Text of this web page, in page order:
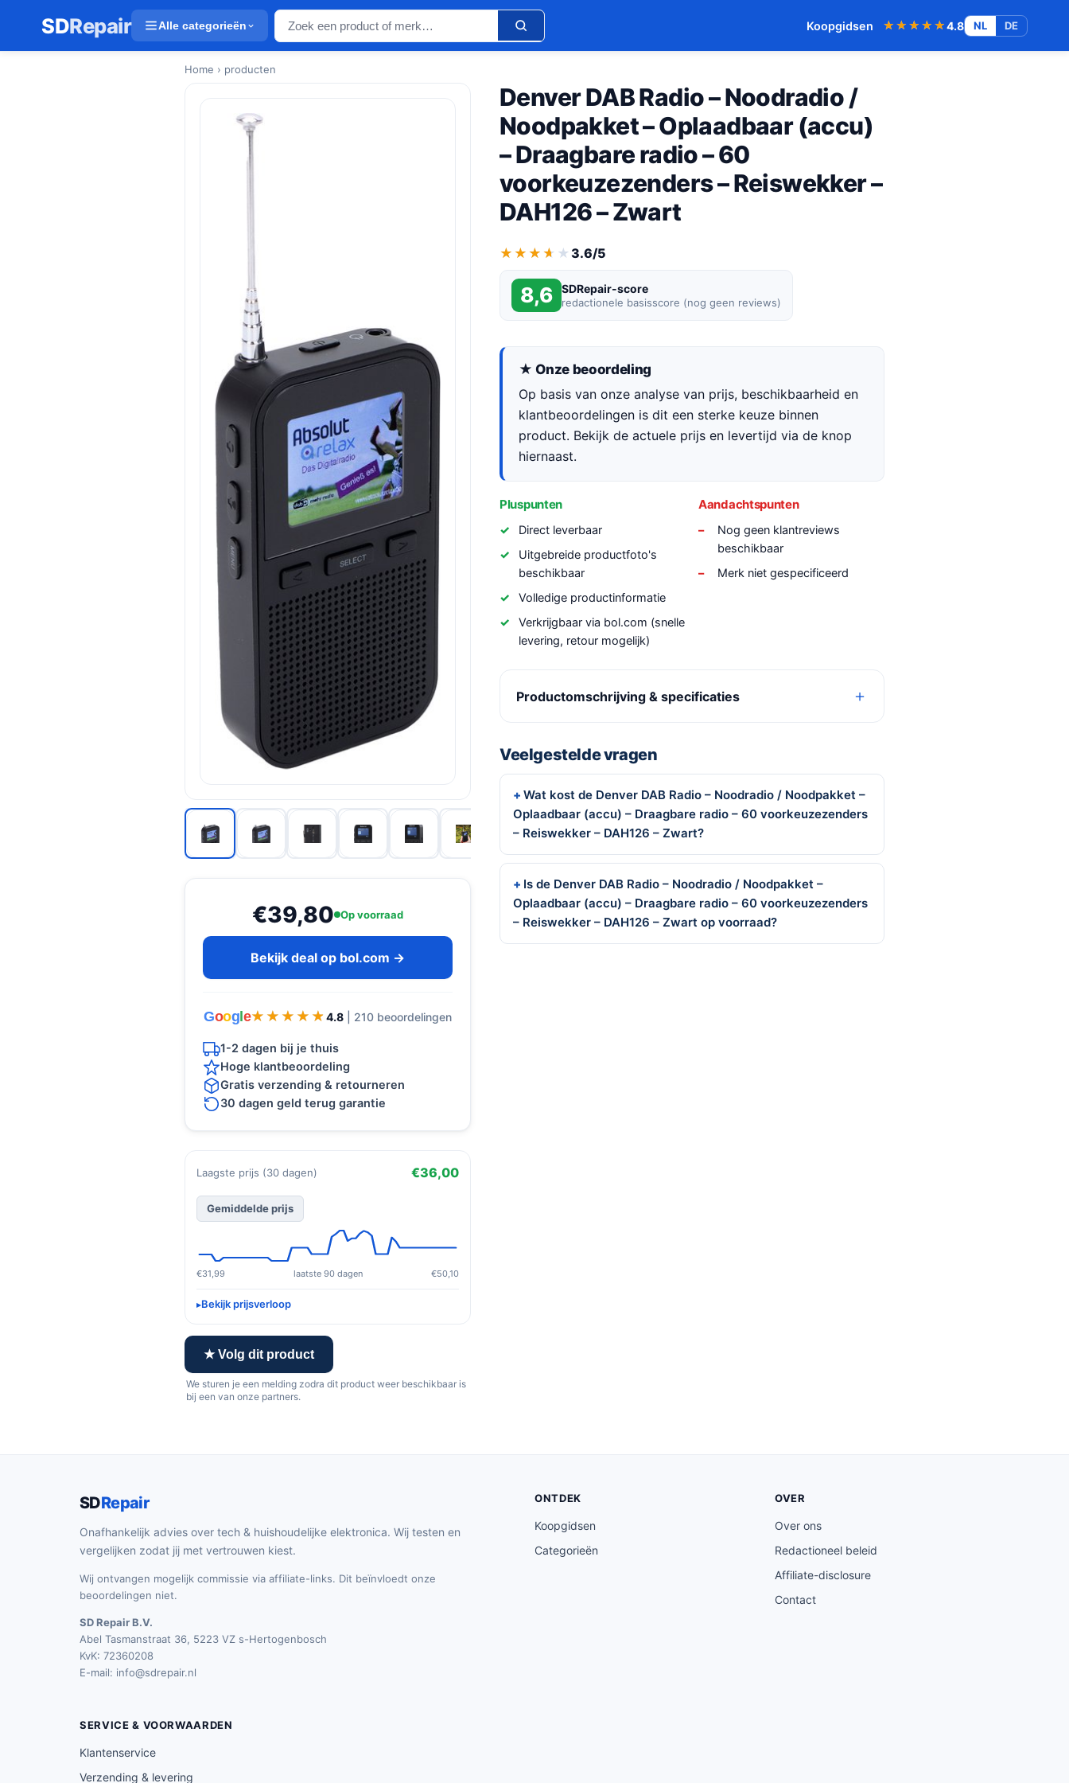
SDRepair Alle categorieën Koopgidsen ★★★★★
★★★★★4.8 NL DE
Home › producten
€39,80 Op voorraad
Bekijk deal op bol.com →
Goog e★★★★★
★★★★★ 4.8 | 210 beoordelingen
1-2 dagen bij je thuis
Hoge klantbeoordeling
Gratis verzending & retourneren
30 dagen geld terug garantie
Laagste prijs (30 dagen) €36,00
Gemiddelde prijs
€31,99 laatste 90 dagen €50,10
Bekijk prijsverloop
★ Volg dit product
We sturen je een melding zodra dit product weer beschikbaar is
bij een van onze partners.
Denver DAB Radio – Noodradio /
Noodpakket – Oplaadbaar (accu)
– Draagbare radio – 60
voorkeuzezenders – Reiswekker –
DAH126 – Zwart
★★★★★
★★★★★ 3.6/5
8,6 SDRepair-score
redactionele basisscore (nog geen reviews)
★ Onze beoordeling
Op basis van onze analyse van prijs, beschikbaarheid en
klantbeoordelingen is dit een sterke keuze binnen
product. Bekijk de actuele prijs en levertijd via de knop
hiernaast.
Pluspunten
Direct leverbaar
Uitgebreide productfoto's
beschikbaar
Volledige productinformatie
Verkrijgbaar via bol.com (snelle
levering, retour mogelijk)
Aandachtspunten
Nog geen klantreviews
beschikbaar
Merk niet gespecificeerd
Productomschrijving & specificaties
Veelgestelde vragen
Wat kost de Denver DAB Radio – Noodradio / Noodpakket –
Oplaadbaar (accu) – Draagbare radio – 60 voorkeuzezenders
– Reiswekker – DAH126 – Zwart?
Is de Denver DAB Radio – Noodradio / Noodpakket –
Oplaadbaar (accu) – Draagbare radio – 60 voorkeuzezenders
– Reiswekker – DAH126 – Zwart op voorraad?
SDRepair
Onafhankelijk advies over tech & huishoudelijke elektronica. Wij testen en
vergelijken zodat jij met vertrouwen kiest.
Wij ontvangen mogelijk commissie via affiliate-links. Dit beïnvloedt onze
beoordelingen niet.
SD Repair B.V.
Abel Tasmanstraat 36, 5223 VZ s-Hertogenbosch
KvK: 72360208
E-mail: info@sdrepair.nl
ONTDEK
Koopgidsen
Categorieën
OVER
Over ons
Redactioneel beleid
Affiliate-disclosure
Contact
SERVICE & VOORWAARDEN
Klantenservice
Verzending & levering